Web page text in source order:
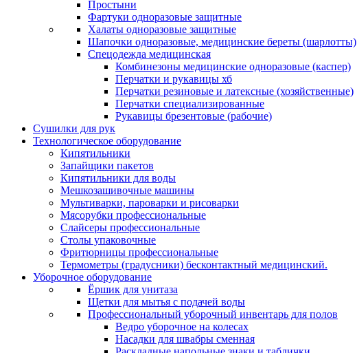
Простыни
Фартуки одноразовые защитные
Халаты одноразовые защитные
Шапочки одноразовые, медицинские береты (шарлотты)
Спецодежда медицинская
Комбинезоны медицинские одноразовые (каспер)
Перчатки и рукавицы хб
Перчатки резиновые и латексные (хозяйственные)
Перчатки специализированные
Рукавицы брезентовые (рабочие)
Сушилки для рук
Технологическое оборудование
Кипятильники
Запайщики пакетов
Кипятильники для воды
Мешкозашивочные машины
Мультиварки, пароварки и рисоварки
Мясорубки профессиональные
Слайсеры профессиональные
Столы упаковочные
Фритюрницы профессиональные
Термометры (градусники) бесконтактный медицинский.
Уборочное оборудование
Ёршик для унитаза
Щетки для мытья с подачей воды
Профессиональный уборочный инвентарь для полов
Ведро уборочное на колесах
Насадки для швабры сменная